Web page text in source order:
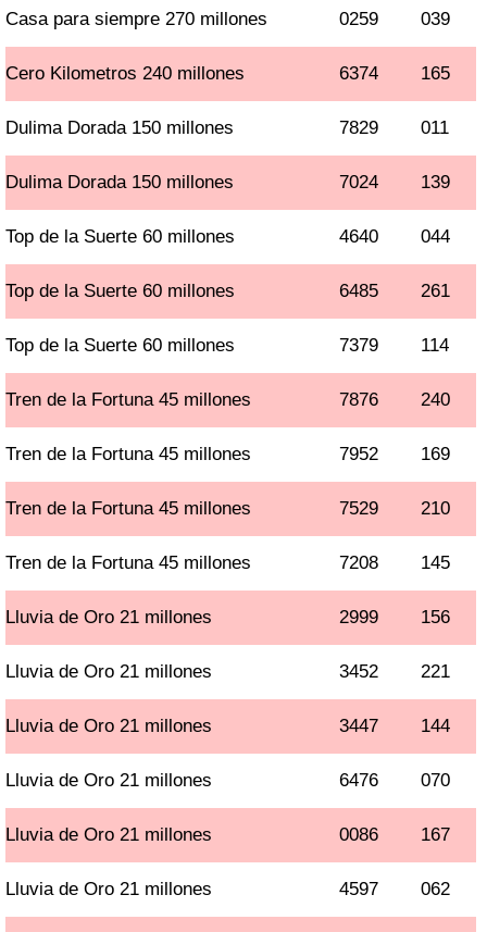
Casa para siempre 270 millones 0259 039
Cero Kilometros 240 millones 6374 165
Dulima Dorada 150 millones 7829 011
Dulima Dorada 150 millones 7024 139
Top de la Suerte 60 millones 4640 044
Top de la Suerte 60 millones 6485 261
Top de la Suerte 60 millones 7379 114
Tren de la Fortuna 45 millones 7876 240
Tren de la Fortuna 45 millones 7952 169
Tren de la Fortuna 45 millones 7529 210
Tren de la Fortuna 45 millones 7208 145
Lluvia de Oro 21 millones 2999 156
Lluvia de Oro 21 millones 3452 221
Lluvia de Oro 21 millones 3447 144
Lluvia de Oro 21 millones 6476 070
Lluvia de Oro 21 millones 0086 167
Lluvia de Oro 21 millones 4597 062